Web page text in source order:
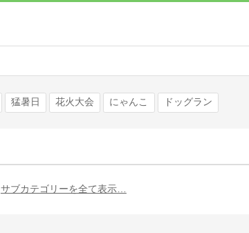
猛暑日 花火大会 にゃんこ ドッグラン
サブカテゴリーを全て表示…